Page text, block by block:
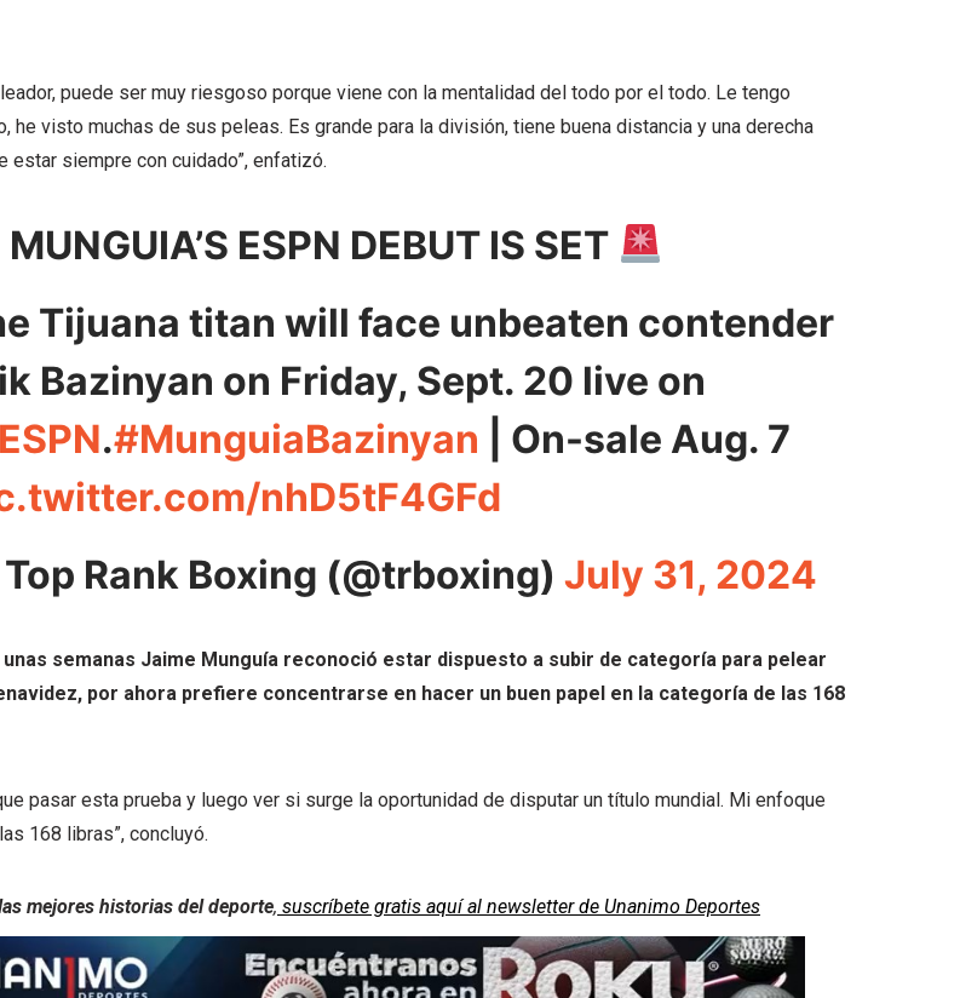
puede ser muy riesgoso porque viene con la mentalidad del todo por el todo. Le tengo
he visto muchas de sus peleas. Es grande para la división, tiene buena distancia y una derecha
estar siempre con cuidado”, enfatizó.
MUNGUIA’S ESPN DEBUT IS SET
Tijuana titan will face unbeaten contender
Bazinyan on Friday, Sept. 20 live on
.#MunguiaBazinyan | On-sale Aug. 7
nhD5tF4GFd
Rank Boxing (@trboxing) July 31, 2024
unas semanas Jaime Munguía reconoció estar dispuesto a subir de categoría para pelear
por ahora prefiere concentrarse en hacer un buen papel en la categoría de las 168
pasar esta prueba y luego ver si surge la oportunidad de disputar un título mundial. Mi enfoque
168 libras”, concluyó.
mejores historias del deporte, suscríbete gratis aquí al newsletter de Unanimo Deportes